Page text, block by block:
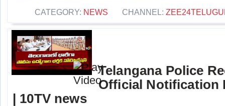
CATEGORY: NEWS CHANNEL:
Telangana Police
Official Notification
| 10TV news